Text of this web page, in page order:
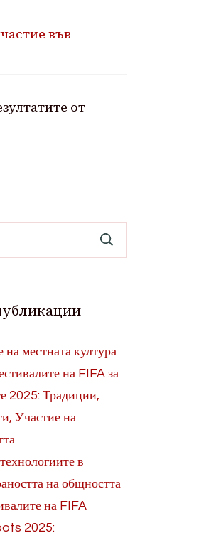
във
от
на местната култура
на FIFA за
2025: Традиции,
Участие на
в
на общността
на FIFA
2025: